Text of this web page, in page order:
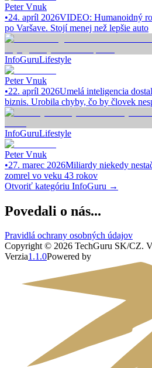
Peter Vnuk
•24. apríl 2026VIDEO: Humanoidný
po Varšave. Stojí menej než lepšie auto
InfoGuruLifestyle
Peter Vnuk
•22. apríl 2026Umelá inteligencia
biznis. Urobila chyby, čo by človek
InfoGuruLifestyle
Peter Vnuk
•27. marec 2026Miliardy niekedy
zomrel vo veku 43 rokov
Otvoriť kategóriu InfoGuru →
Povedali o nás...
Pravidlá ochrany osobných údajov
Copyright © 2026 TechGuru SK/CZ.
Verzia1.1.0Powered by